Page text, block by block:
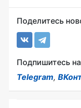
Поделитесь
Подпишитесь
Telegram,